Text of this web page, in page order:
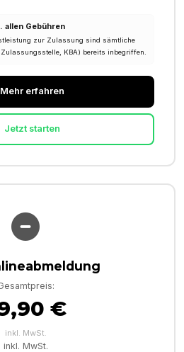
allen Gebühren
zur Zulassung sind sämtliche
KBA) bereits inbegriffen.
Mehr erfahren
Jetzt starten
€
inkl. MwSt.
inkl. MwSt.